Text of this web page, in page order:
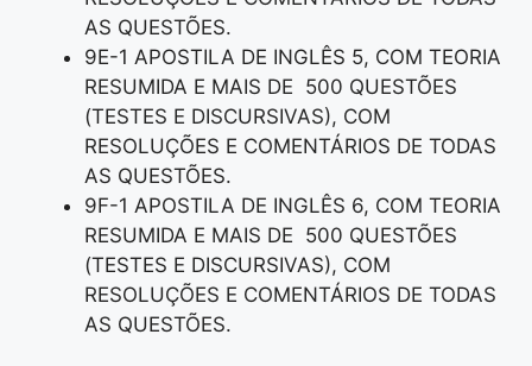
AS QUESTÕES.
9E-1 APOSTILA DE INGLÊS 5, COM TEORIA
RESUMIDA E MAIS DE 500 QUESTÕES
(TESTES E DISCURSIVAS), COM
RESOLUÇÕES E COMENTÁRIOS DE TODAS
AS QUESTÕES.
9F-1 APOSTILA DE INGLÊS 6, COM TEORIA
RESUMIDA E MAIS DE 500 QUESTÕES
(TESTES E DISCURSIVAS), COM
RESOLUÇÕES E COMENTÁRIOS DE TODAS
AS QUESTÕES.